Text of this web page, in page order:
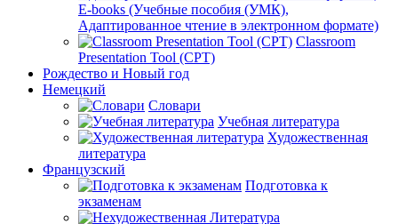
E-books (Учебные пособия (УМК),
Адаптированное чтение в электронном формате)
Classroom
Presentation Tool (CPT)
Рождество и Новый год
Немецкий
Словари
Учебная литература
Художественная
литература
Французский
Подготовка к
экзаменам